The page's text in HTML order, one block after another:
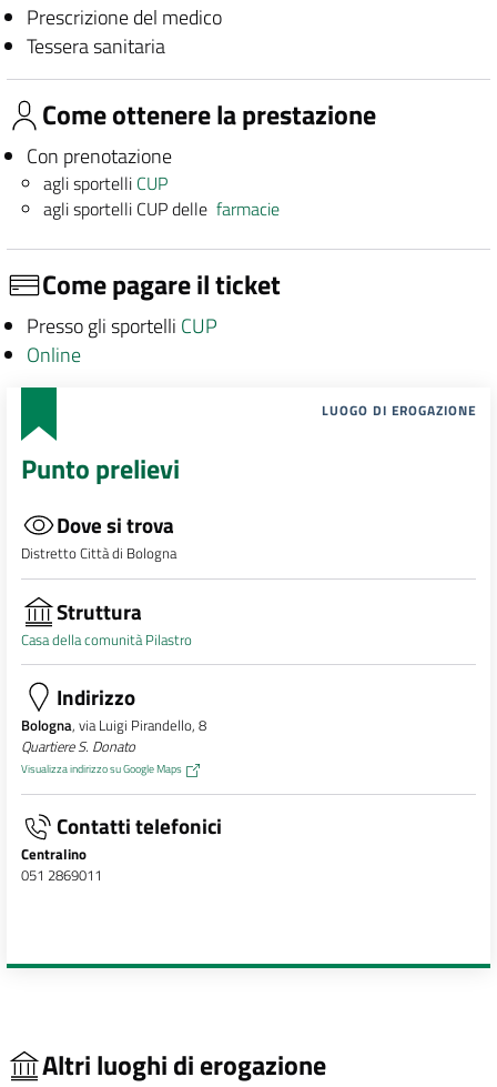
Prescrizione del medico
Tessera sanitaria
Come ottenere la prestazione
Con prenotazione
agli sportelli CUP
agli sportelli CUP dellefarmacie
Come pagare il ticket
Presso gli sportelli CUP
Online
LUOGO DI EROGAZIONE
Punto prelievi
Dove si trova
Distretto Città di Bologna
Struttura
Casa della comunità Pilastro
Indirizzo
Bologna, via Luigi Pirandello, 8
Quartiere S. Donato
Visualizza indirizzo su Google Maps
Contatti telefonici
Centralino
051 2869011
Altri luoghi di erogazione